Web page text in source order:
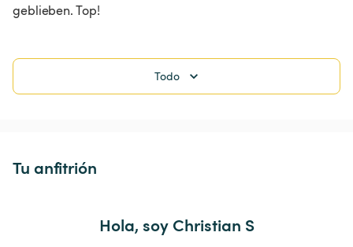
geblieben. Top!
Todo
Tu anfitrión
Hola, soy Christian S